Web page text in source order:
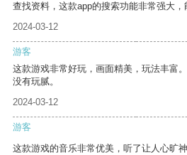
查找资料，这款app的搜索功能非常强大，
2024-03-12
游客
这款游戏非常好玩，画面精美，玩法丰富
没有玩腻。
2024-03-12
游客
这款游戏的音乐非常优美，听了让人心旷神